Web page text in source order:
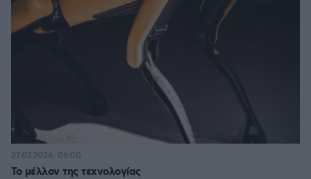
Το μέλλον της τεχνολογίας
27.07.2026, 06:00